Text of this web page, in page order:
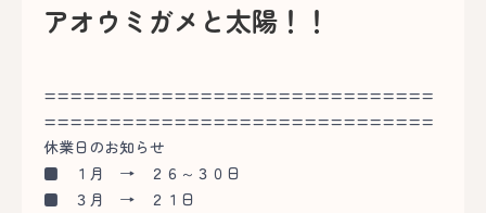
アオウミガメと太陽！！
==============================
==============================
休業日のお知らせ
■ １月 → ２６～３０日
■ ３月 → ２１日